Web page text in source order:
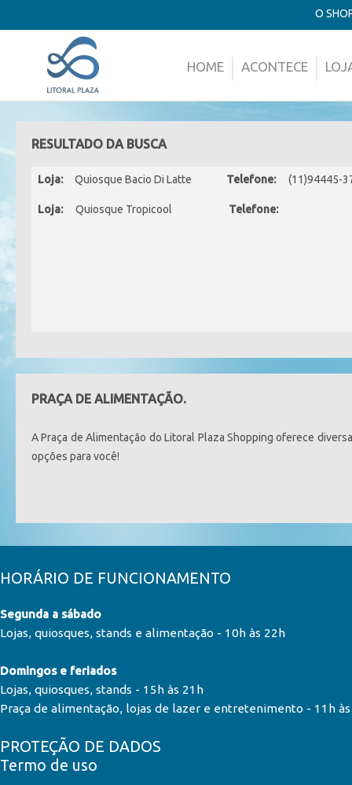
O
HOME ACONTECE
RESULTADO DA BUSCA
Loja: Quiosque Bacio Di Latte Telefone: (11)94445-
Loja: Quiosque Tropicool Telefone:
PRAÇA DE ALIMENTAÇÃO.
A Praça de Alimentação do Litoral Plaza Shopping oferece
opções para você!
HORÁRIO DE FUNCIONAMENTO
Segunda a sábado
Lojas, quiosques, stands e alimentação - 10h às 22h
Domingos e feriados
Lojas, quiosques, stands - 15h às 21h
Praça de alimentação, lojas de lazer e entretenimento - 11h
PROTEÇÃO DE DADOS
Termo de uso